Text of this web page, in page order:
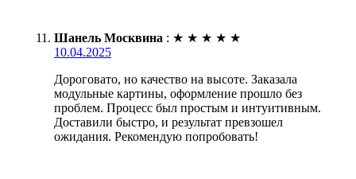
Шанель Москвина : ★ ★ ★ ★ ★
10.04.2025
Дороговато, но качество на высоте. Заказала
модульные картины, оформление прошло без
проблем. Процесс был простым и интуитивным.
Доставили быстро, и результат превзошел
ожидания. Рекомендую попробовать!